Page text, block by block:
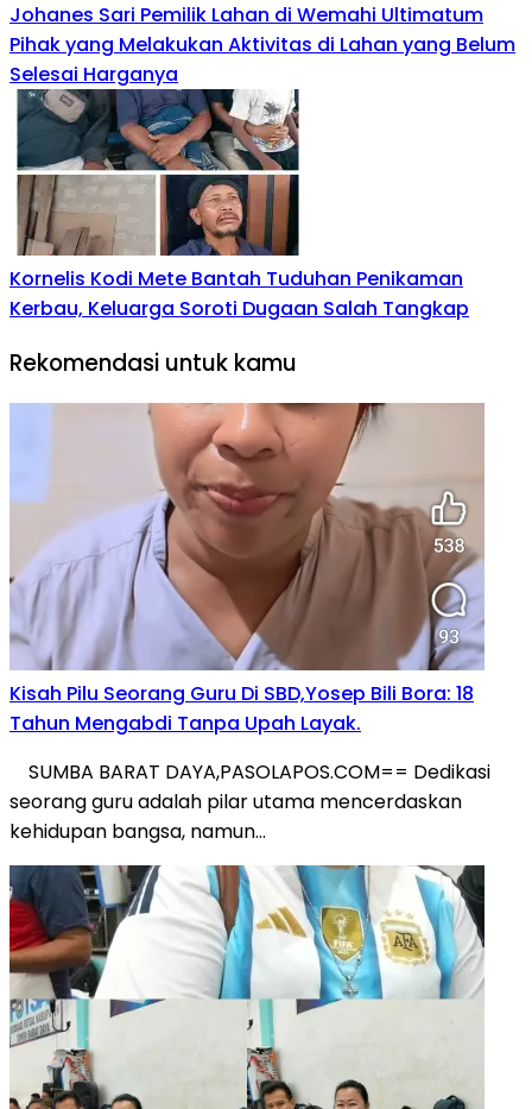
‎Johanes Sari Pemilik Lahan di Wemahi Ultimatum
Pihak yang Melakukan Aktivitas di Lahan yang Belum
Selesai Harganya
Kornelis Kodi Mete Bantah Tuduhan Penikaman
Kerbau, Keluarga Soroti Dugaan Salah Tangkap
Rekomendasi untuk kamu
Kisah Pilu Seorang Guru Di SBD,Yosep Bili Bora: 18
Tahun Mengabdi Tanpa Upah Layak.
​SUMBA BARAT DAYA,PASOLAPOS.COM== Dedikasi
seorang guru adalah pilar utama mencerdaskan
kehidupan bangsa, namun…